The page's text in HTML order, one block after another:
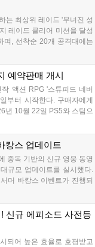
는 최상위 레이드 '무너진 성
레이드 클리어 미션을 달성
며, 선착순 20개 공격대에는
비스 21주년 기념 이벤트가
이템을 교환할 수 있다. 상
....
예약판매 개시
액션 RPG '스튜피드 네버
부터 시작한다. 구매자에게
년 10월 22일 PS5와 스팀으
해킹과 스타일 이트 능력
이다....
캉스 업데이트
중독 기반의 신규 영웅 동영
규모 업데이트를 실시했다.
머 바캉스 이벤트가 진행되
장신구 상자 등 풍성한 보
위 100명에게는 특별 랭킹
해 이용자들에게 다채로운
신규 에피소드 사전등
되어 높은 효율로 호평받고